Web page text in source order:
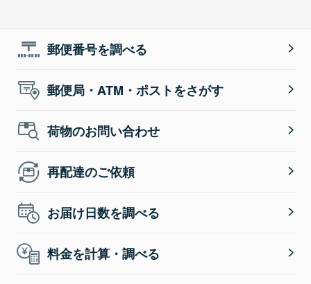
郵便番号を調べる
郵便局・ATM・ポストをさがす
荷物のお問い合わせ
再配達のご依頼
お届け日数を調べる
料金を計算・調べる